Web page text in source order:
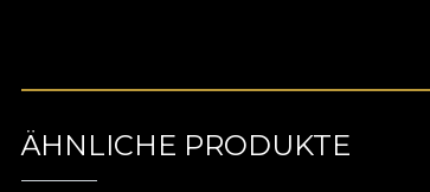
ÄHNLICHE PRODUKTE